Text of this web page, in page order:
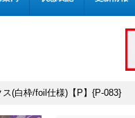
ス(白枠/foil仕様)【P】{P-083}